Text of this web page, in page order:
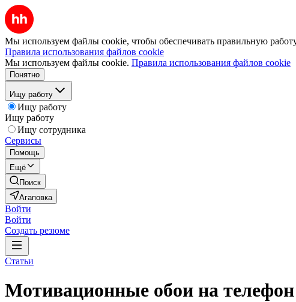
Мы используем файлы cookie, чтобы обеспечивать правильную
Правила использования файлов cookie
Мы используем файлы cookie. Правила использования файлов cookie
Понятно
Ищу работу
Ищу работу
Ищу работу
Ищу сотрудника
Сервисы
Помощь
Ещё
Поиск
Агаповка
Войти
Войти
Создать резюме
Статьи
Мотивационные обои на телефон